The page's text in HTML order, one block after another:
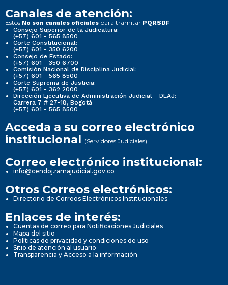
Canales de atención:
Estos No son canales oficiales para tramitar PQRSDF
Consejo Superior de la Judicatura:
(+57) 601 - 565 8500
Corte Constitucional:
(+57) 601 - 350 6200
Consejo de Estado:
(+57) 601 - 350 6700
Comisión Nacional de Disciplina Judicial:
(+57) 601 - 565 8500
Corte Suprema de Justicia:
(+57) 601 - 362 2000
Dirección Ejecutiva de Administración Judicial - DEAJ:
Carrera 7 # 27-18, Bogotá
(+57) 601 - 565 8500
Acceda a su correo electrónico
institucional (Servidores Judiciales)
Correo electrónico institucional:
info@cendoj.ramajudicial.gov.co
Otros Correos electrónicos:
Directorio de Correos Electrónicos Institucionales
Enlaces de interés:
Cuentas de correo para Notificaciones Judiciales
Mapa del sitio
Políticas de privacidad y condiciones de uso
Sitio de atención al usuario
Transparencia y Acceso a la información